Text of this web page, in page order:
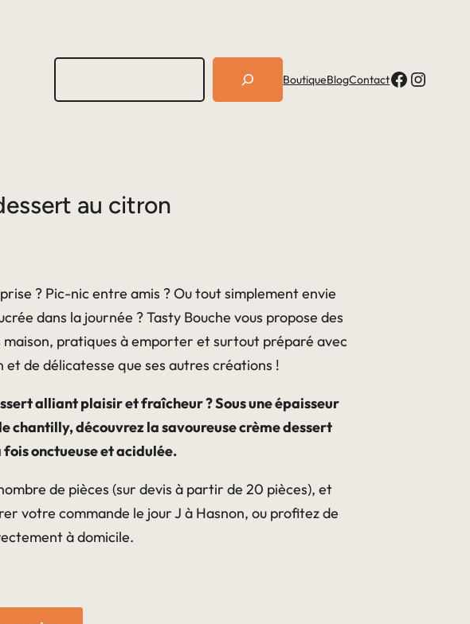
R
c
e
BoutiqueBlogContactFacebook Instagram
au citron
? Pic-nic entre amis ? Ou tout simplement envie
dans la journée ? Tasty Bouche vous propose des
pratiques à emporter et surtout préparé avec
et de délicatesse que ses autres créations !
alliant plaisir et fraîcheur ? Sous une épaisseur
chantilly, découvrez la savoureuse crème dessert
onctueuse et acidulée.
de pièces (sur devis à partir de 20 pièces), et
votre commande le jour J à Hasnon, ou profitez de
à domicile.